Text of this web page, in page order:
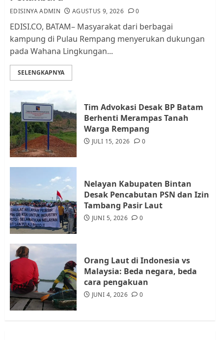
2
3
Kader Pajak jadi Penghubung
Pemerintah dan Masyarakat di
4
Datangi Pemko Batam, Warga
Rempang Protes Lahan Mereka
Diambil untuk Sekolah Rakyat
5
Warga Rempang Ajukan
Audiensi dengan Wali Kota
Batam, Soroti Aktivitas yang
Resahkan Warga
EDISINYA ADMIN AGUSTUS 9, 2026 0
EDISI.CO, BATAM– Masyarakat dari berbagai
kampung di Pulau Rempang menyerukan dukungan
pada Wahana Lingkungan...
SELENGKAPNYA
Tim Advokasi Desak BP Batam
Berhenti Merampas Tanah
Warga Rempang
JULI 15, 2026 0
Nelayan Kabupaten Bintan
Desak Pencabutan PSN dan Izin
Tambang Pasir Laut
JUNI 5, 2026 0
Orang Laut di Indonesia vs
Malaysia: Beda negara, beda
cara pengakuan
JUNI 4, 2026 0